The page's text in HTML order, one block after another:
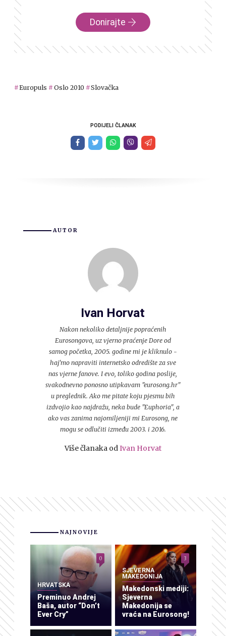
Donirajte
Europuls Oslo 2010 Slovačka
PODIJELI ČLANAK
AUTOR
Ivan Horvat
Nakon nekoliko detaljnije popraćenih
Eurosongova, uz vjerno praćenje Dore od
samog početka, 2005. godine mi je kliknulo -
haj'mo napraviti internetsko odredište za sve
nas vjerne fanove. I evo, toliko godina poslije,
svakodnevno ponosno utipkavam "eurosong.hr"
u preglednik. Ako me pitate koju pjesmu bih
izdvojio kao najdražu, neka bude "Euphoria", a
ako vas zanima najomiljeniji mi Eurosong, ne
mogu se odlučiti između 2003. i 2016.
Više članaka odIvan Horvat
NAJNOVIJE
HRVATSKA
Preminuo Andrej
Baša, autor “Don’t
Ever Cry”
0
SJEVERNA
MAKEDONIJA
Makedonski mediji:
Sjeverna
Makedonija se
vraća na Eurosong!
3